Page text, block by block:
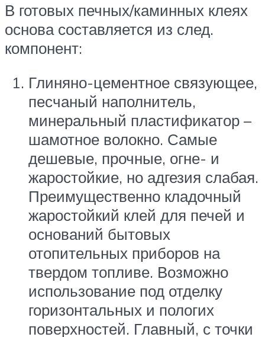
В готовых печных/каминных клеях
основа составляется из след.
компонент:
Глиняно-цементное связующее,
песчаный наполнитель,
минеральный пластификатор –
шамотное волокно. Самые
дешевые, прочные, огне- и
жаростойкие, но адгезия слабая.
Преимущественно кладочный
жаростойкий клей для печей и
оснований бытовых
отопительных приборов на
твердом топливе. Возможно
использование под отделку
горизонтальных и пологих
поверхностей. Главный, с точки